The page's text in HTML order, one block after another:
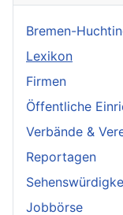
Bremen-
Lexikon
Firmen
Öffentliche
Verbände &
Reportagen
Jobbörse